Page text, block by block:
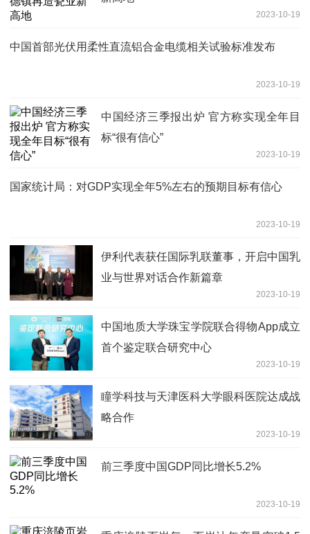
2023-10-19
中国首部光伏用柔性直流铝合金电缆相关试验标准发布
2023-10-19
中国经济三季报出炉 官方称实现全年目
标“很有信心”
2023-10-19
国家统计局：对GDP实现全年5%左右的预期目标有信心
2023-10-19
伊利代表获任国际乳联董事，开启中国乳
业与世界对话合作新篇章
2023-10-19
中国地质大学珠宝学院联合得物App成立
首个鉴定联合研究中心
2023-10-19
瞳学科技与天津医科大学眼科医院达成战
略合作
2023-10-19
前三季度中国GDP同比增长5.2%
2023-10-19